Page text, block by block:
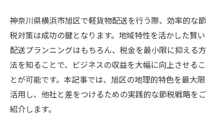
神奈川県横浜市旭区で軽貨物配送を行う際、効率的な節
税対策は成功の鍵となります。地域特性を活かした賢い
配送プランニングはもちろん、税金を最小限に抑える方
法を知ることで、ビジネスの収益を大幅に向上させるこ
とが可能です。本記事では、旭区の地理的特色を最大限
活用し、他社と差をつけるための実践的な節税戦略をご
紹介します。